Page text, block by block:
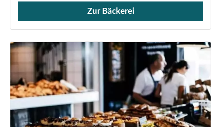
Verkauf von Brötchen,
Zur Bäckerei